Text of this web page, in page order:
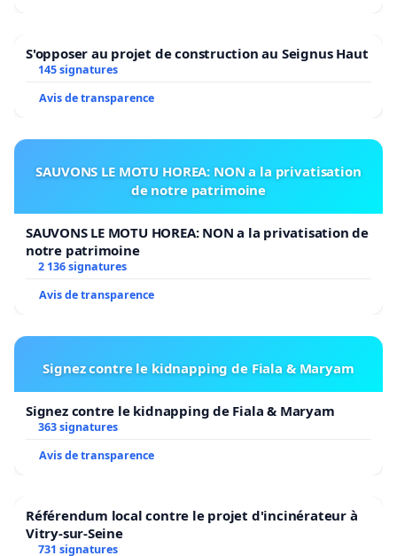
S'opposer au projet de construction au Seignus Haut
145 signatures
Avis de transparence
SAUVONS LE MOTU HOREA: NON a la privatisation
de notre patrimoine
SAUVONS LE MOTU HOREA: NON a la privatisation de
notre patrimoine
2 136 signatures
Avis de transparence
Signez contre le kidnapping de Fiala & Maryam
Signez contre le kidnapping de Fiala & Maryam
363 signatures
Avis de transparence
Référendum local contre le projet d'incinérateur à
Vitry-sur-Seine
731 signatures